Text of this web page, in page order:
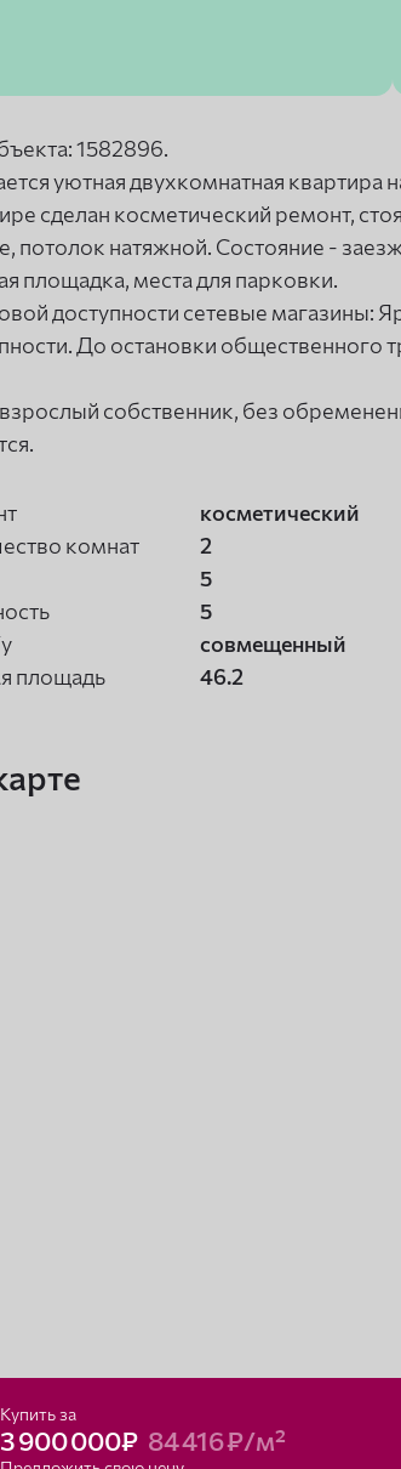
1582896.
уютная двухкомнатная квартира
сделан косметический ремонт,
потолок натяжной. Состояние -
площадка, места для парковки.
доступности сетевые магазины:
До остановки общественного
собственник, без
косметический
комнат
2
5
5
совмещенный
площадь
46.2
Купить за
3 900 000₽ 84 416 ₽/м²